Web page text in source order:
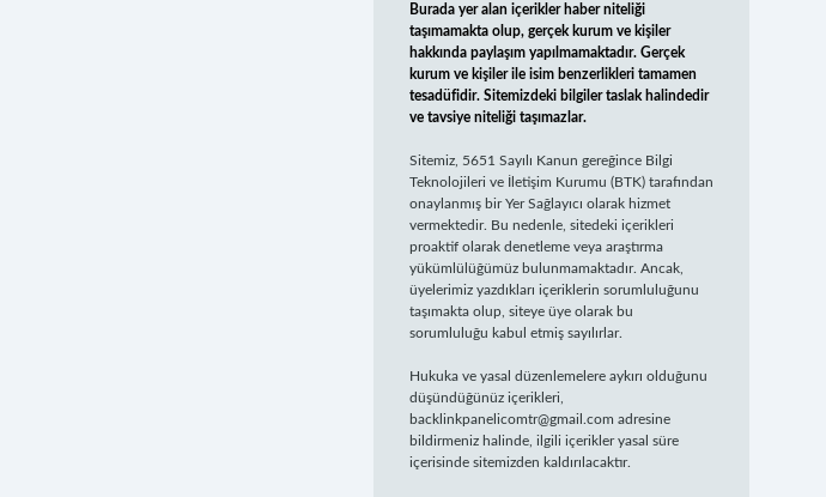
Burada yer alan içerikler haber niteliği
taşımamakta olup, gerçek kurum ve kişiler
hakkında paylaşım yapılmamaktadır. Gerçek
kurum ve kişiler ile isim benzerlikleri tamamen
tesadüfidir. Sitemizdeki bilgiler taslak halindedir
ve tavsiye niteliği taşımazlar.
Sitemiz, 5651 Sayılı Kanun gereğince Bilgi
Teknolojileri ve İletişim Kurumu (BTK) tarafından
onaylanmış bir Yer Sağlayıcı olarak hizmet
vermektedir. Bu nedenle, sitedeki içerikleri
proaktif olarak denetleme veya araştırma
yükümlülüğümüz bulunmamaktadır. Ancak,
üyelerimiz yazdıkları içeriklerin sorumluluğunu
taşımakta olup, siteye üye olarak bu
sorumluluğu kabul etmiş sayılırlar.
Hukuka ve yasal düzenlemelere aykırı olduğunu
düşündüğünüz içerikleri,
backlinkpanelicomtr@gmail.com adresine
bildirmeniz halinde, ilgili içerikler yasal süre
içerisinde sitemizden kaldırılacaktır.